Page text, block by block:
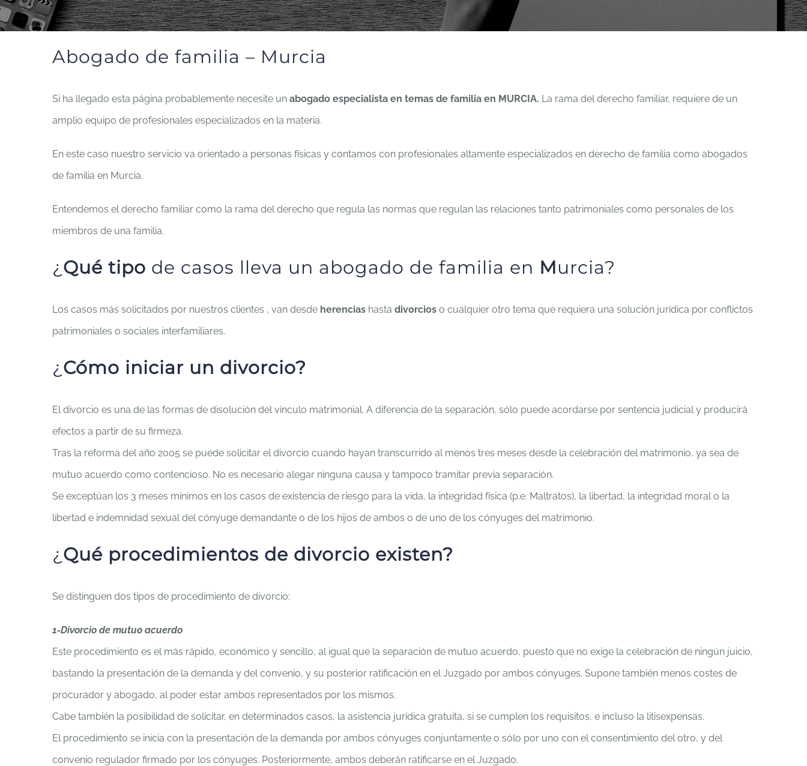
Abogado de familia – Murcia
Si ha llegado esta página probablemente necesite un abogado especialista en temas de familia en MURCIA. La rama del derecho familiar, requiere de un
amplio equipo de profesionales especializados en la materia.
En este caso nuestro servicio va orientado a personas físicas y contamos con profesionales altamente especializados en derecho de familia como abogados
de familia en Murcia.
Entendemos el derecho familiar como la rama del derecho que regula las normas que regulan las relaciones tanto patrimoniales como personales de los
miembros de una familia.
¿ Qué tipo de casos lleva un abogado de familia en Murcia?
Los casos más solicitados por nuestros clientes , van desde herencias hasta divorcios o cualquier otro tema que requiera una solución jurídica por conflictos
patrimoniales o sociales interfamiliares.
¿ Cómo iniciar un divorcio?
El divorcio es una de las formas de disolución del vínculo matrimonial. A diferencia de la separación, sólo puede acordarse por sentencia judicial y producirá
efectos a partir de su firmeza.
Tras la reforma del año 2005 se puede solicitar el divorcio cuando hayan transcurrido al menos tres meses desde la celebración del matrimonio, ya sea de
mutuo acuerdo como contencioso. No es necesario alegar ninguna causa y tampoco tramitar previa separación.
Se exceptúan los 3 meses mínimos en los casos de existencia de riesgo para la vida, la integridad física (p.e. Maltratos), la libertad, la integridad moral o la
libertad e indemnidad sexual del cónyuge demandante o de los hijos de ambos o de uno de los cónyuges del matrimonio.
¿ Qué procedimientos de divorcio existen?
Se distinguen dos tipos de procedimiento de divorcio:
1-Divorcio de mutuo acuerdo
Este procedimiento es el más rápido, económico y sencillo, al igual que la separación de mutuo acuerdo, puesto que no exige la celebración de ningún juicio,
bastando la presentación de la demanda y del convenio, y su posterior ratificación en el Juzgado por ambos cónyuges. Supone también menos costes de
procurador y abogado, al poder estar ambos representados por los mismos.
Cabe también la posibilidad de solicitar, en determinados casos, la asistencia jurídica gratuita, si se cumplen los requisitos, e incluso la litisexpensas.
El procedimiento se inicia con la presentación de la demanda por ambos cónyuges conjuntamente o sólo por uno con el consentimiento del otro, y del
convenio regulador firmado por los cónyuges. Posteriormente, ambos deberán ratificarse en el Juzgado.